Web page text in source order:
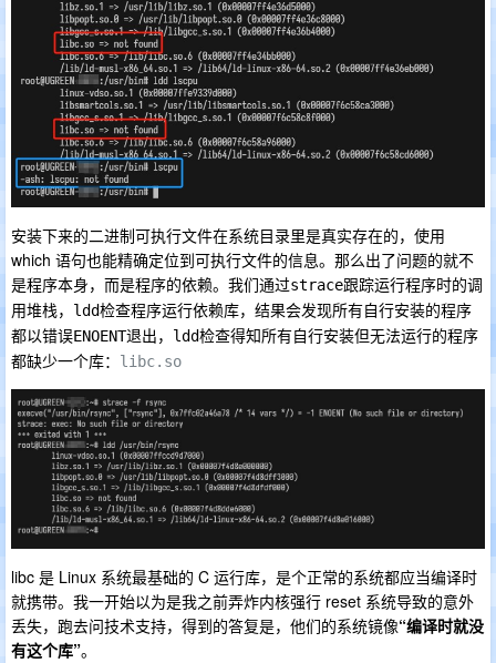
安装下来的二进制可执行文件在系统目录里是真实存在的，使用
which 语句也能精确定位到可执行文件的信息。那么出了问题的就不
是程序本身，而是程序的依赖。我们通过strace跟踪运行程序时的调
用堆栈，
ldd检查程序运行依赖库，结果会发现所有自行安装的程序
都以错误ENOENT退出， ldd检查得知所有自行安装但无法运行的程序
都缺少一个库：
libc.so
libc 是 Linux 系统最基础的 C 运行库，是个正常的系统都应当编译时
就携带。我一开始以为是我之前弄炸内核强行 reset 系统导致的意外
丢失，跑去问技术支持，得到的答复是，他们的系统镜像“编译时就没
有这个库”。